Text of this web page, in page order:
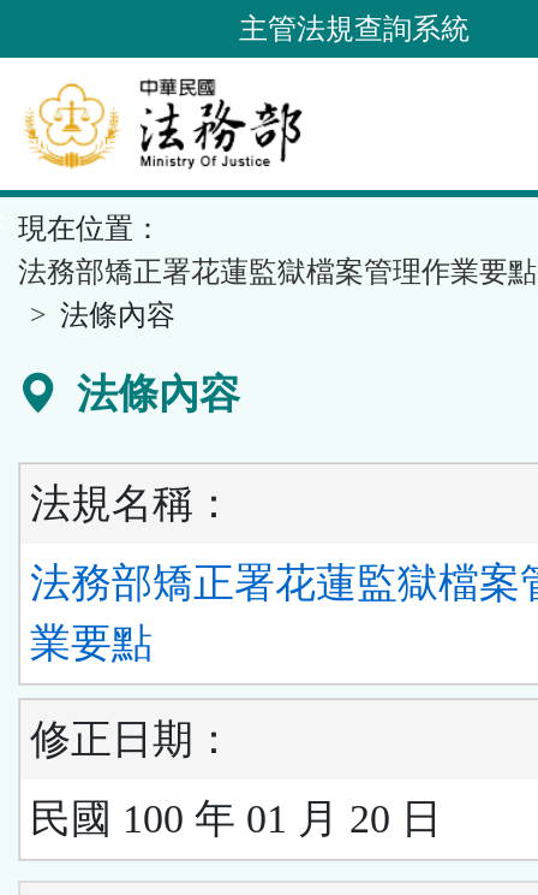
到
要
內
容
區
塊
主管法規查詢系統
現在位置：
法務部矯正署花蓮監獄檔案管理作業要點
法條內容
法條內容
法規名稱：
法務部矯正署花蓮監獄檔案
業要點
修正日期：
民國 100 年 01 月 20 日